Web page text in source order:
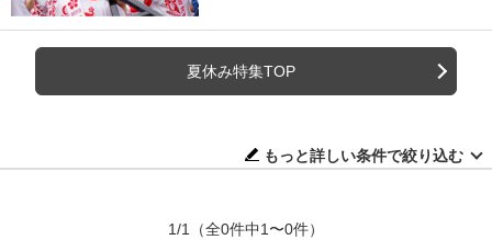
夏休み特集TOP
もっと詳しい条件で絞り込む
1/1 （全0件中1〜0件）